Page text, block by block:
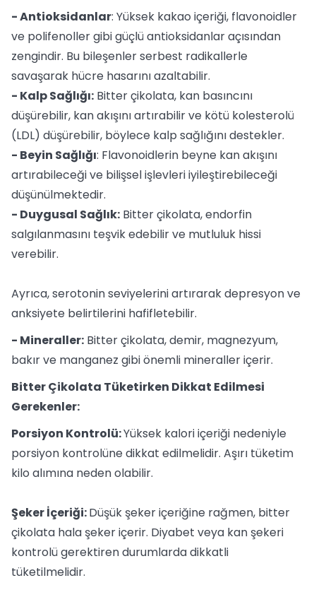
- Antioksidanlar: Yüksek kakao içeriği, flavonoidler
ve polifenoller gibi güçlü antioksidanlar açısından
zengindir. Bu bileşenler serbest radikallerle
savaşarak hücre hasarını azaltabilir.
- Kalp Sağlığı: Bitter çikolata, kan basıncını
düşürebilir, kan akışını artırabilir ve kötü kolesterolü
(LDL) düşürebilir, böylece kalp sağlığını destekler.
- Beyin Sağlığı: Flavonoidlerin beyne kan akışını
artırabileceği ve bilişsel işlevleri iyileştirebileceği
düşünülmektedir.
- Duygusal Sağlık: Bitter çikolata, endorfin
salgılanmasını teşvik edebilir ve mutluluk hissi
verebilir.
Ayrıca, serotonin seviyelerini artırarak depresyon ve
anksiyete belirtilerini hafifletebilir.
- Mineraller: Bitter çikolata, demir, magnezyum,
bakır ve manganez gibi önemli mineraller içerir.
Bitter Çikolata Tüketirken Dikkat Edilmesi
Gerekenler:
Porsiyon Kontrolü:Yüksek kalori içeriği nedeniyle
porsiyon kontrolüne dikkat edilmelidir. Aşırı tüketim
kilo alımına neden olabilir.
Şeker İçeriği:Düşük şeker içeriğine rağmen, bitter
çikolata hala şeker içerir. Diyabet veya kan şekeri
kontrolü gerektiren durumlarda dikkatli
tüketilmelidir.